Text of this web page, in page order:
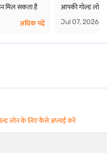
मिल सकता है
अधिक पढ़ें
आपकी गोल्ड लोन
Jul 07, 2026
लोन के लिए कैसे अप्लाई करें